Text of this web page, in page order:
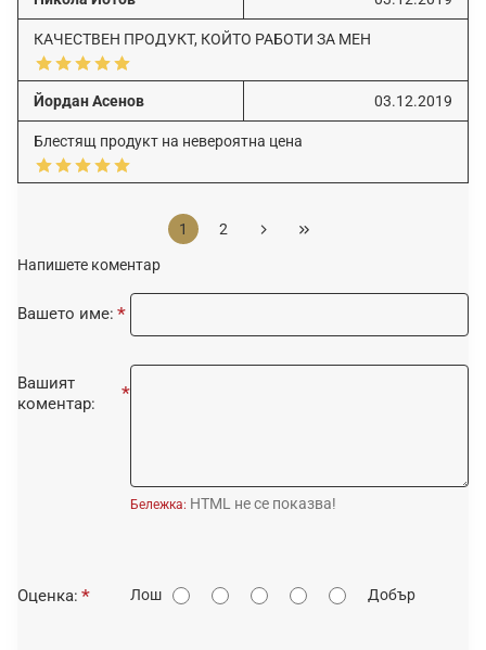
КАЧЕСТВЕН ПРОДУКТ, КОЙТО РАБОТИ ЗА МЕН
Йордан Асенов 03.12.2019
Блестящ продукт на невероятна цена
1 2
Напишете коментар
Вашето име:
Вашият
коментар:
Бележка: HTML не се показва!
О
Оценка: Лош Добър